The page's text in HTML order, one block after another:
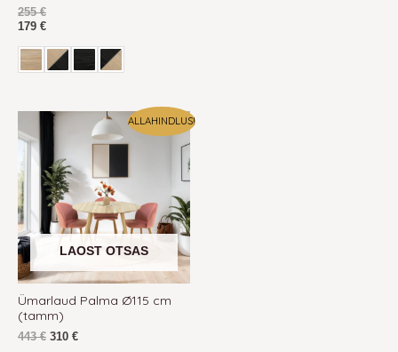
255€
179 €
ALLAHINDLUS!
LAOST OTSAS
Ümarlaud Palma Ø115 cm
(tamm)
hind
oli:
443 €.
443€
Praegune
hind
443 €.
310 €